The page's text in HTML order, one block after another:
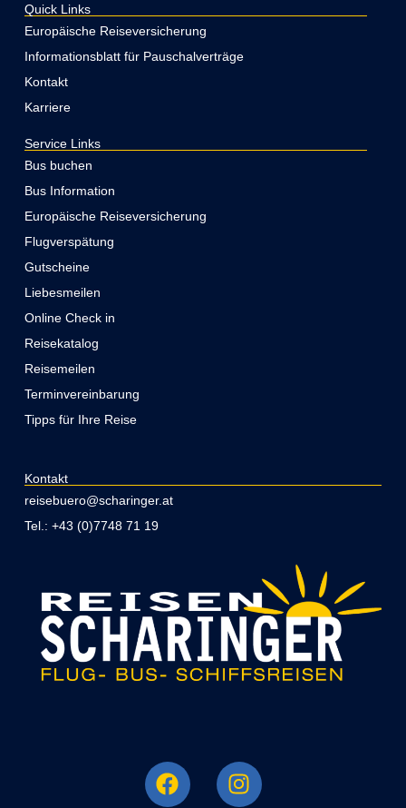
Quick Links
Europäische Reiseversicherung
Informationsblatt für Pauschalverträge
Kontakt
Karriere
Service Links
Bus buchen
Bus Information
Europäische Reiseversicherung
Flugverspätung
Gutscheine
Liebesmeilen
Online Check in
Reisekatalog
Reisemeilen
Terminvereinbarung
Tipps für Ihre Reise
Kontakt
reisebuero@scharinger.at
Tel.: +43 (0)7748 71 19